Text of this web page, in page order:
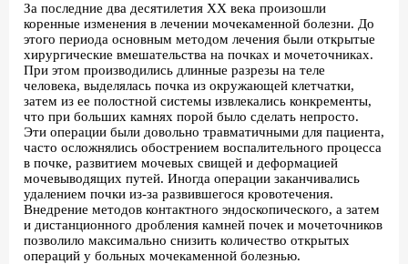
За последние два десятилетия ХХ века произошли
коренные изменения в лечении мочекаменной болезни. До
этого периода основным методом лечения были открытые
хирургические вмешательства на почках и мочеточниках.
При этом производились длинные разрезы на теле
человека, выделялась почка из окружающей клетчатки,
затем из ее полостной системы извлекались конкременты,
что при больших камнях порой было сделать непросто.
Эти операции были довольно травматичными для пациента,
часто осложнялись обострением воспалительного процесса
в почке, развитием мочевых свищей и деформацией
мочевыводящих путей. Иногда операции заканчивались
удалением почки из-за развившегося кровотечения.
Внедрение методов контактного эндоскопического, а затем
и дистанционного дробления камней почек и мочеточников
позволило максимально снизить количество открытых
операций у больных мочекаменной болезнью.